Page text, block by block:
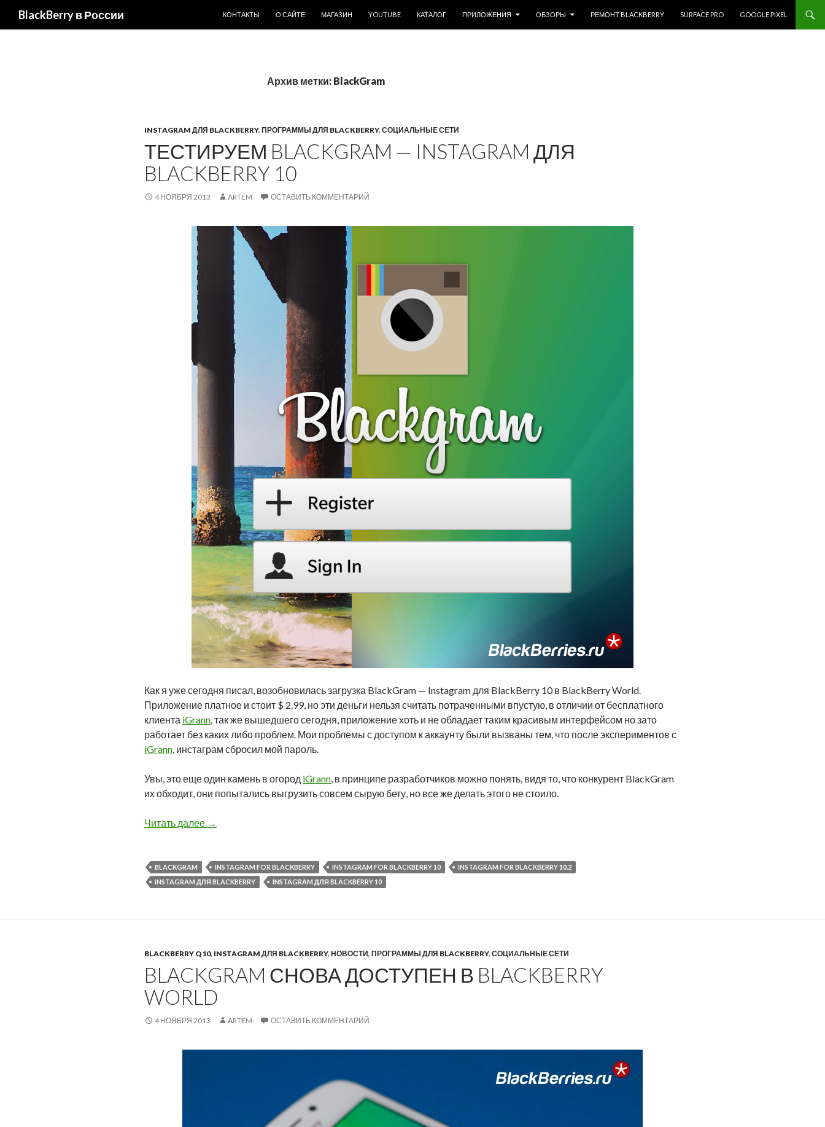
BlackBerry в России
КОНТАКТЫ
О САЙТЕ МАГАЗИН YOUTUBE КАТАЛОГ ПРИЛОЖЕНИЯ ОБЗОРЫ РЕМОНТ BLACKBERRY SURFACE PRO GOOGLE PIXEL
Архив метки: BlackGram
INSTAGRAM ДЛЯ BLACKBERRY, ПРОГРАММЫ ДЛЯ BLACKBERRY, СОЦИАЛЬНЫЕ СЕТИ
ТЕСТИРУЕМ BLACKGRAM — INSTAGRAM ДЛЯ
BLACKBERRY 10
4 НОЯБРЯ 2013 ARTEM ОСТАВИТЬ КОММЕНТАРИЙ
Как я уже сегодня писал, возобновилась загрузка BlackGram — Instagram для BlackBerry 10 в BlackBerry World.
Приложение платное и стоит $ 2.99, но эти деньги нельзя считать потраченными впустую, в отличии от бесплатного
клиента iGrann, так же вышедшего сегодня, приложение хоть и не обладает таким красивым интерфейсом но зато
работает без каких либо проблем. Мои проблемы с доступом к аккаунту были вызваны тем, что после экспериментов с
iGrann, инстаграм сбросил мой пароль.
Увы, это еще один камень в огород iGrann, в принципе разработчиков можно понять, видя то, что конкурент BlackGram
их обходит, они попытались выгрузить совсем сырую бету, но все же делать этого не стоило.
Читать далее Тестируем BlackGram — Instagram для BlackBerry 10
→
BLACKGRAM INSTAGRAM FOR BLACKBERRY INSTAGRAM FOR BLACKBERRY 10
INSTAGRAM FOR BLACKBERRY 10.2
INSTAGRAM ДЛЯ BLACKBERRY
INSTAGRAM ДЛЯ BLACKBERRY 10
BLACKBERRY Q10, INSTAGRAM ДЛЯ BLACKBERRY, НОВОСТИ, ПРОГРАММЫ ДЛЯ BLACKBERRY, СОЦИАЛЬНЫЕ СЕТИ
BLACKGRAM СНОВА ДОСТУПЕН В BLACKBERRY
WORLD
4 НОЯБРЯ 2013 ARTEM ОСТАВИТЬ КОММЕНТАРИЙ